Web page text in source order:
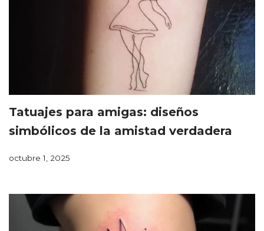
Tatuajes para amigas: diseños
simbólicos de la amistad verdadera
octubre 1, 2025